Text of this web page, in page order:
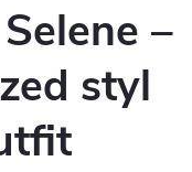
–
styl